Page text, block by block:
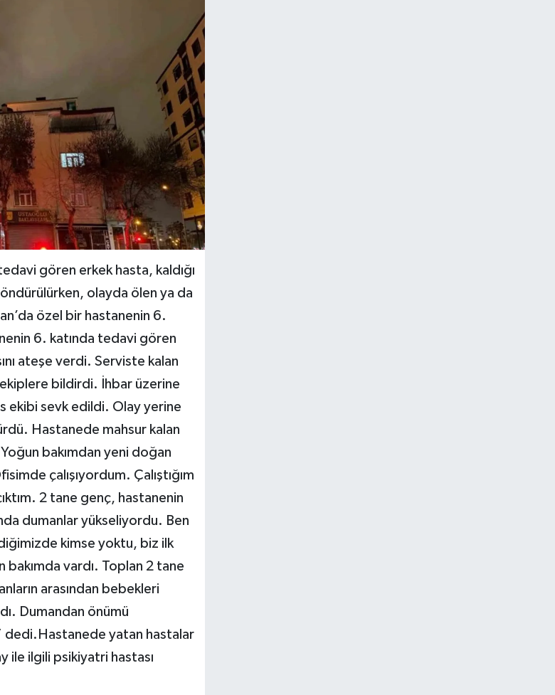
gören erkek hasta, kaldığı
olayda ölen ya da
özel bir hastanenin 6.
6. katında tedavi gören
ateşe verdi. Serviste kalan
bildirdi. İhbar üzerine
ekibi sevk edildi. Olay yerine
Hastanede mahsur kalan
bakımdan yeni doğan
çalışıyordum. Çalıştığım
2 tane genç, hastanenin
dumanlar yükseliyordu. Ben
kimse yoktu, biz ilk
vardı. Toplan 2 tane
arasından bebekleri
Dumandan önümü
dedi.Hastanede yatan hastalar
ile ilgili psikiyatri hastası